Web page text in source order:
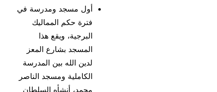
أول مسجد ومدرسة في
فترة حكم المماليك
البرجية، ويقع هذا
المسجد بشارع المعز
لدين الله بين المدرسة
الكاملية ومسجد الناصر
محمد، أنشأه السلطان